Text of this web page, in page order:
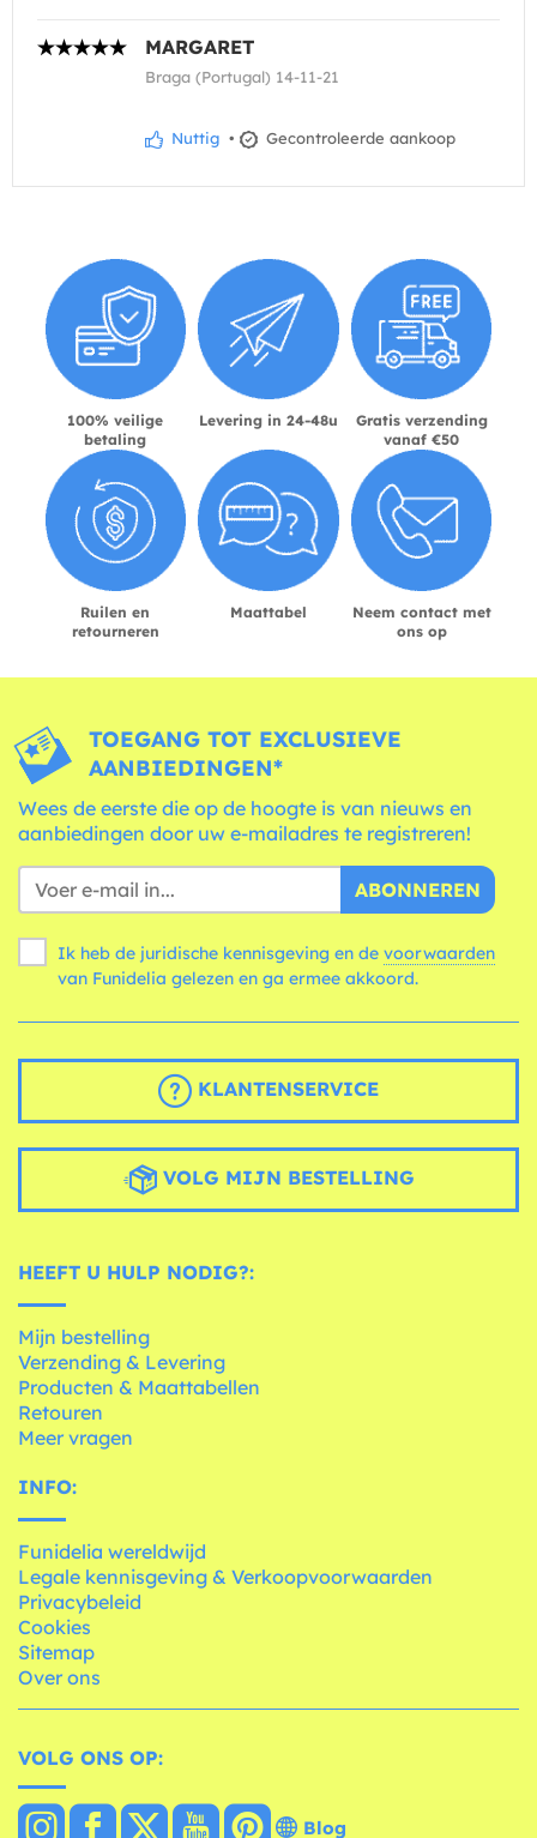
MARGARET
Braga (Portugal) 14-11-21
Nuttig • Gecontroleerde aankoop
100% veilige
betaling
Levering in 24-48u
Gratis verzending
vanaf €50
Ruilen en
retourneren
Maattabel
Neem contact met
ons op
TOEGANG TOT EXCLUSIEVE
AANBIEDINGEN*
Wees de eerste die op de hoogte is van nieuws en
aanbiedingen door uw e-mailadres te registreren!
ABONNEREN
Ik heb de juridische kennisgeving en de voorwaarden
van Funidelia gelezen en ga ermee akkoord.
KLANTENSERVICE
VOLG MIJN BESTELLING
HEEFT U HULP NODIG?:
Mijn bestelling
Verzending & Levering
Producten & Maattabellen
Retouren
Meer vragen
INFO:
Funidelia wereldwijd
Legale kennisgeving & Verkoopvoorwaarden
Privacybeleid
Cookies
Sitemap
Over ons
VOLG ONS OP:
Blog